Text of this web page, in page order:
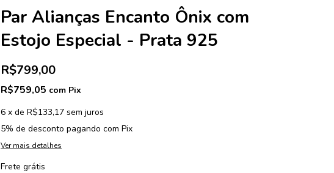
Par Alianças Encanto Ônix com
Estojo Especial - Prata 925
R$799,00
R$759,05 com Pix
6 x de R$133,17 sem juros
5% de desconto pagando com Pix
Ver mais detalhes
Frete grátis